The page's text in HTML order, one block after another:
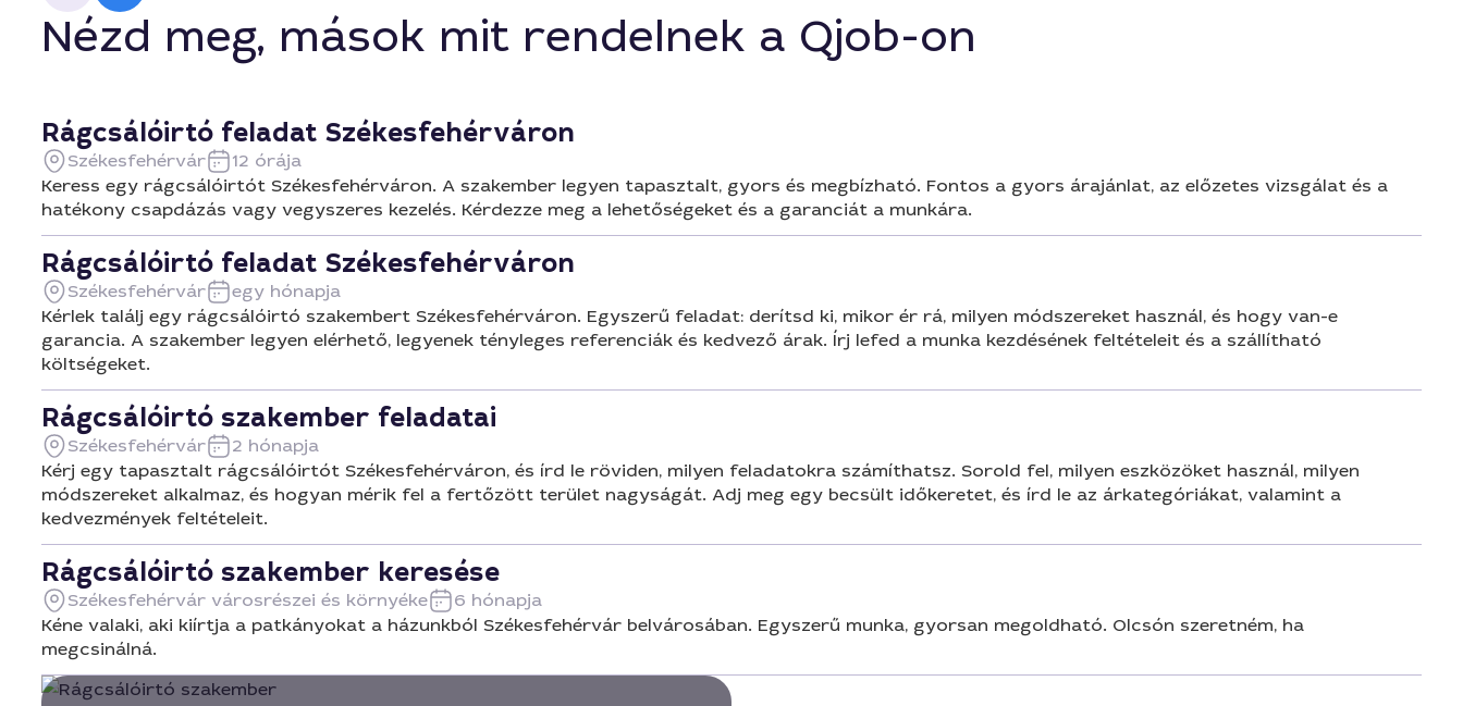
Nézd meg, mások mit rendelnek a Qjob-on
Rágcsálóirtó feladat Székesfehérváron
Székesfehérvár
12 órája
Keress egy rágcsálóirtót Székesfehérváron. A szakember legyen tapasztalt, gyors és megbízható. Fontos a gyors árajánlat, az előzetes vizsgálat és a
hatékony csapdázás vagy vegyszeres kezelés. Kérdezze meg a lehetőségeket és a garanciát a munkára.
Rágcsálóirtó feladat Székesfehérváron
Székesfehérvár
egy hónapja
Kérlek találj egy rágcsálóirtó szakembert Székesfehérváron. Egyszerű feladat: derítsd ki, mikor ér rá, milyen módszereket használ, és hogy van-e
garancia. A szakember legyen elérhető, legyenek tényleges referenciák és kedvező árak. Írj lefed a munka kezdésének feltételeit és a szállítható
költségeket.
Rágcsálóirtó szakember feladatai
Székesfehérvár
2 hónapja
Kérj egy tapasztalt rágcsálóirtót Székesfehérváron, és írd le röviden, milyen feladatokra számíthatsz. Sorold fel, milyen eszközöket használ, milyen
módszereket alkalmaz, és hogyan mérik fel a fertőzött terület nagyságát. Adj meg egy becsült időkeretet, és írd le az árkategóriákat, valamint a
kedvezmények feltételeit.
Rágcsálóirtó szakember keresése
Székesfehérvár városrészei és környéke
6 hónapja
Kéne valaki, aki kiírtja a patkányokat a házunkból Székesfehérvár belvárosában. Egyszerű munka, gyorsan megoldható. Olcsón szeretném, ha
megcsinálná.